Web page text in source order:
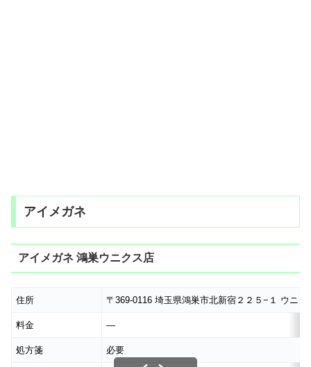
アイメガネ
アイメガネ 鴻巣ウニクス店
住所 〒369-0116 埼玉県鴻巣市北新宿２２５−１ ウニ
料金 ―
処方箋 必要